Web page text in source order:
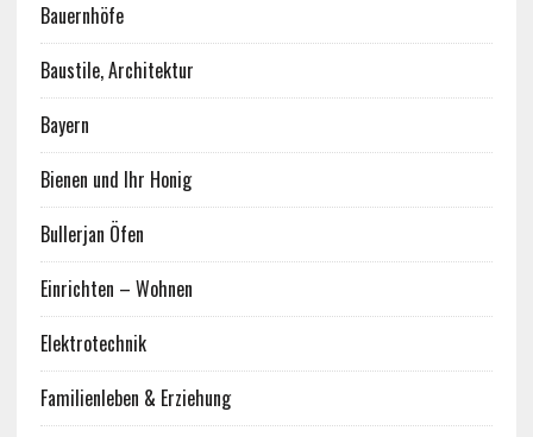
Bauernhöfe
Baustile, Architektur
Bayern
Bienen und Ihr Honig
Bullerjan Öfen
Einrichten – Wohnen
Elektrotechnik
Familienleben & Erziehung